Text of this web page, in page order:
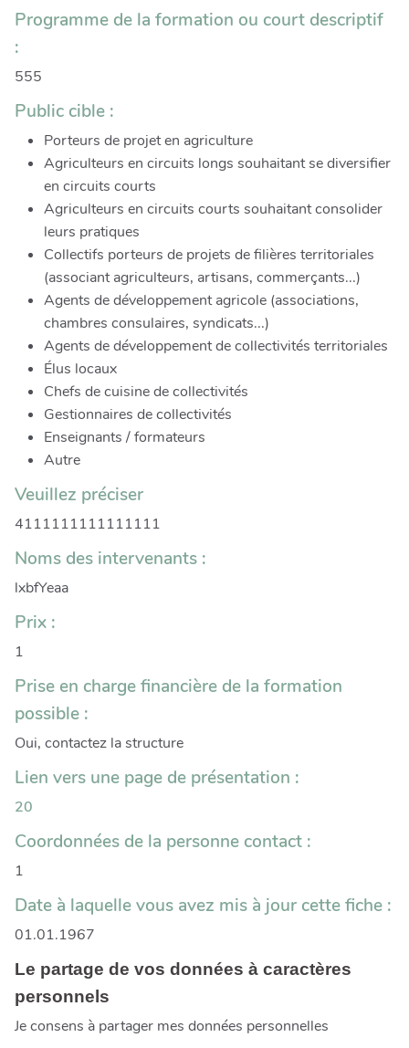
Programme de la formation ou court descriptif
:
555
Public cible :
Porteurs de projet en agriculture
Agriculteurs en circuits longs souhaitant se diversifier
en circuits courts
Agriculteurs en circuits courts souhaitant consolider
leurs pratiques
Collectifs porteurs de projets de filières territoriales
(associant agriculteurs, artisans, commerçants...)
Agents de développement agricole (associations,
chambres consulaires, syndicats...)
Agents de développement de collectivités territoriales
Élus locaux
Chefs de cuisine de collectivités
Gestionnaires de collectivités
Enseignants / formateurs
Autre
Veuillez préciser
4111111111111111
Noms des intervenants :
lxbfYeaa
Prix :
1
Prise en charge financière de la formation
possible :
Oui, contactez la structure
Lien vers une page de présentation :
20
Coordonnées de la personne contact :
1
Date à laquelle vous avez mis à jour cette fiche :
01.01.1967
Le partage de vos données à caractères
personnels
Je consens à partager mes données personnelles